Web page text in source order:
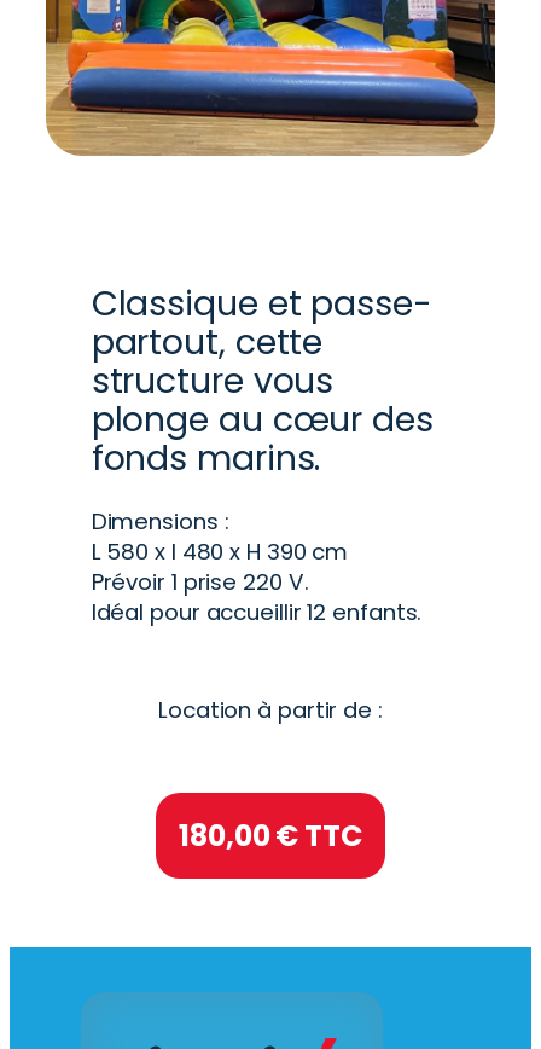
Classique et passe-
partout, cette
structure vous
plonge au cœur des
fonds marins.
Dimensions :
L 580 x l 480 x H 390 cm
Prévoir 1 prise 220 V.
Idéal pour accueillir12 enfants.
Location à partir de :
180,00€ TTC